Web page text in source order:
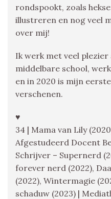
rondspookt, zoals
illustreren en nog veel
over mij!
Ik werk met veel
middelbare school,
en in 2020 is mijn eerste
verschenen.
♥
34 | Mama van Lily
Afgestudeerd Docent
Schrijver – Supernerd
forever nerd (2022),
(2022), Wintermagie
schaduw (2023) |